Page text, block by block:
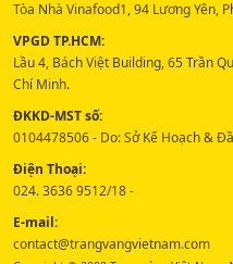
Tòa Nhà Vinafood1, 94 Lương Yên,
VPGD TP.HCM:
Lầu 4, Bách Việt Building, 65 Trần
Chí Minh.
ĐKKD-MST số:
0104478506 - Do: Sở Kế Hoạch &
Điện Thoại:
024. 3636 9512/18 -
E-mail:
contact@trangvangvietnam.com